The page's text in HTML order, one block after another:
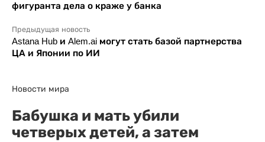
фигуранта дела о краже у банка
Предыдущая новость
Astana Hub и Alem.ai могут стать базой партнерства
ЦА и Японии по ИИ
Новости мира
Бабушка и мать убили
четверых детей, а затем